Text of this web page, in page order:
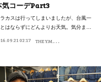
気コーデPart3
カスは行ってしまいましたが、台風一
はならずにどんよりお天気。気分ま…
02:17
T
HE Y.M.WALK ON